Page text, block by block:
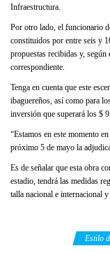
Infraestructura.
Por otro lado, el funcionario
constituidos por entre seis y
propuestas recibidas y,
correspondiente.
Tenga en cuenta que este
ibaguereños, así como para
inversión que superará los $
“Estamos en este momento
próximo 5 de mayo la
Es de señalar que esta obra
estadio, tendrá las medidas
talla nacional e internacional
Estilo